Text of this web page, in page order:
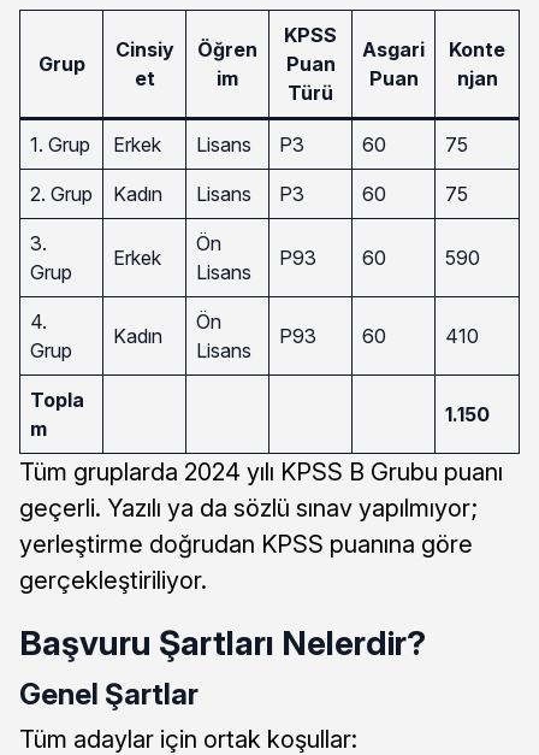
Grup
Cinsiy
et
Öğren
im
KPSS
Puan
Türü
Asgari
Puan
Konte
njan
1. Grup Erkek Lisans P3 60 75
2. Grup Kadın Lisans P3 60 75
3.
Grup
Erkek
Ön
Lisans
P93 60 590
4.
Grup
Kadın
Ön
Lisans
P93 60 410
Topla
m
1.150
Tüm gruplarda 2024 yılı KPSS B Grubu puanı
geçerli. Yazılı ya da sözlü sınav yapılmıyor;
yerleştirme doğrudan KPSS puanına göre
gerçekleştiriliyor.
Başvuru Şartları Nelerdir?
Genel Şartlar
Tüm adaylar için ortak koşullar: